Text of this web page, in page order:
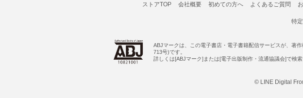
ストアTOP 会社概要 初めての方へ よくあるご質問
特
ABJマークは、この電子書店・電子書籍配信サービスが、著
713号)です。
詳しくは[ABJマーク]または[電子出版制作・流通協議会]で検索
© LINE Digital